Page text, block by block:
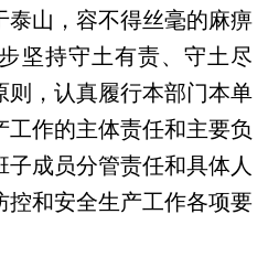
山，容不得丝毫的麻痹
坚持守土有责、守土尽
，认真履行本部门本单
作的主体责任和主要负
成员分管责任和具体人
控和安全生产工作各项要